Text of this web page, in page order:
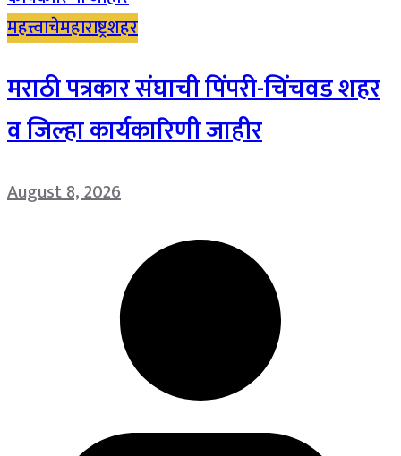
महत्त्वाचेमहाराष्ट्रशहर
मराठी पत्रकार संघाची पिंपरी-चिंचवड शहर
व जिल्हा कार्यकारिणी जाहीर
August 8, 2026